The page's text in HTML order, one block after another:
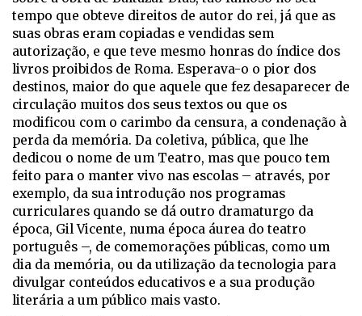
tempo que obteve direitos de autor do rei, já que as
suas obras eram copiadas e vendidas sem
autorização, e que teve mesmo honras do índice dos
livros proibidos de Roma. Esperava-o o pior dos
destinos, maior do que aquele que fez desaparecer de
circulação muitos dos seus textos ou que os
modificou com o carimbo da censura, a condenação à
perda da memória. Da coletiva, pública, que lhe
dedicou o nome de um Teatro, mas que pouco tem
feito para o manter vivo nas escolas – através, por
exemplo, da sua introdução nos programas
curriculares quando se dá outro dramaturgo da
época, Gil Vicente, numa época áurea do teatro
português –, de comemorações públicas, como um
dia da memória, ou da utilização da tecnologia para
divulgar conteúdos educativos e a sua produção
literária a um público mais vasto.